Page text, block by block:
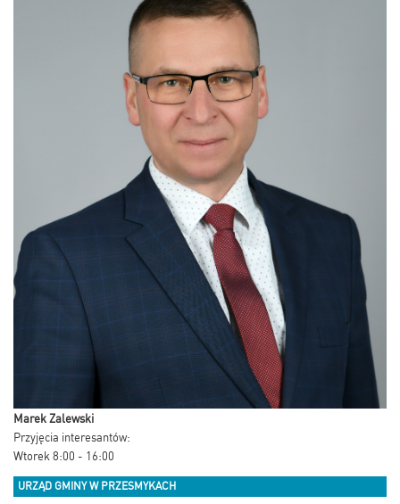
Marek Zalewski
Przyjęcia interesantów:
Wtorek 8:00 - 16:00
URZĄD GMINY W PRZESMYKACH